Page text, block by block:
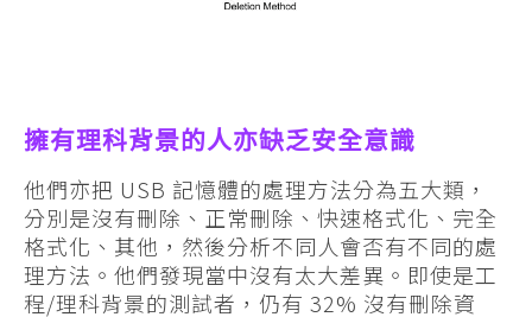
擁有理科背景的人亦缺乏安全意識
他們亦把 USB 記憶體的處理方法分為五大類，
分別是沒有刪除、正常刪除、快速格式化、完全
格式化、其他，然後分析不同人會否有不同的處
理方法。他們發現當中沒有太大差異。即使是工
程/理科背景的測試者，仍有 32% 沒有刪除資